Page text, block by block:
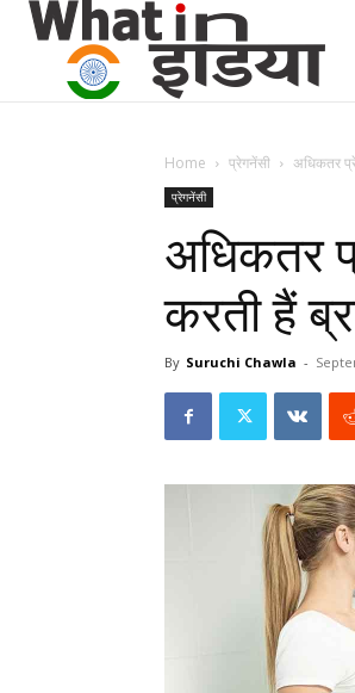
Home प्रेगनेंसी अधिकतर
प्रेगनेंसी
अधिकतर
करती हैं
By Suruchi Chawla -